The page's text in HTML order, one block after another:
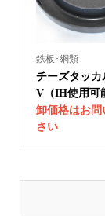
鉄板･網類
チーズタッカ
V（IH使用可
卸価格はお問
さい